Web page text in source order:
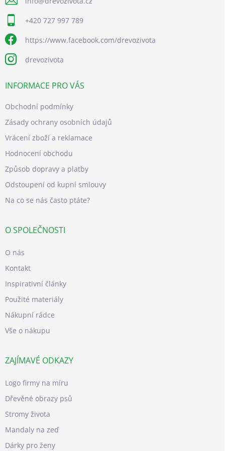
+420 727 997 789
https://www.facebook.com/drevozivota
drevozivota
INFORMACE PRO VÁS
Obchodní podmínky
Zásady ochrany osobních údajů
Vrácení zboží a reklamace
Hodnocení obchodu
Způsob dopravy a platby
Odstoupení od kupní smlouvy
Na co se nás často ptáte?
O SPOLEČNOSTI
O nás
Kontakt
Inspirativní články
Použité materiály
Nákupní rádce
Vše o nákupu
ZAJÍMAVÉ ODKAZY
Logo firmy na míru
Dřevěné obrazy psů
Stromy života
Mandaly na zeď
Dárky pro ženy